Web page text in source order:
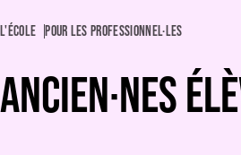
L'ÉCOLE POUR LES PROFESSIONNEL·LES
ANCIEN·NES